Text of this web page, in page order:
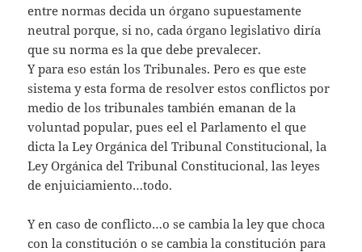
entre normas decida un órgano supuestamente
neutral porque, si no, cada órgano legislativo diría
que su norma es la que debe prevalecer.
Y para eso están los Tribunales. Pero es que este
sistema y esta forma de resolver estos conflictos por
medio de los tribunales también emanan de la
voluntad popular, pues eel el Parlamento el que
dicta la Ley Orgánica del Tribunal Constitucional, la
Ley Orgánica del Tribunal Constitucional, las leyes
de enjuiciamiento…todo.
Y en caso de conflicto…o se cambia la ley que choca
con la constitución o se cambia la constitución para